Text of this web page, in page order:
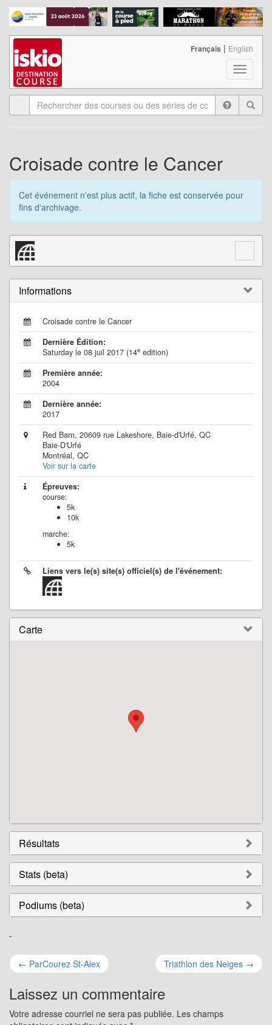
T
o
g
l
i
g
o
Français | English
Croisade contre le Cancer
Cet événement n'est plus actif, la fiche est conservée pour
fins d'archivage.
Informations
Croisade contre le Cancer
Dernière Édition:
Saturday le 08 juil 2017 (14e edition)
Première année:
2004
Dernière année:
2017
Red Barn, 20609 rue Lakeshore, Baie-d'Urfé, QC
Baie-D'Urfé
Montréal, QC
Voir sur la carte
Épreuves:
course:
5k
10k
marche:
5k
Liens vers le(s) site(s) officiel(s) de l'événement:
Carte
Résultats
Stats (beta)
Podiums (beta)
-
Navigation
pour
les
← ParCourez St-Alex Triathlon des Neiges →
Laissez un commentaire
Votre adresse courriel ne sera pas publiée. Les champs